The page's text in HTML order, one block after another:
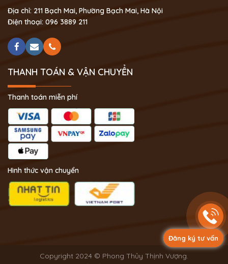
Đăng ký tư vấn
Địa chỉ: 211 Bạch Mai, Phường Bạch Mai, Hà Nội
Điện thoại: 096 3889 211
THANH TOÁN & VẬN CHUYỂN
Thanh toán miễn phí
Hình thức vận chuyển
Copyright 2024 © Phong Thủy Thịnh Vượng.